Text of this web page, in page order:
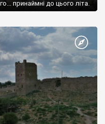
принаймні до цього літа.